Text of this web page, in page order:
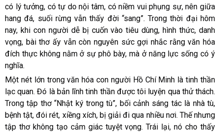
có lý tưởng, có tự do nội tâm, có niềm vui phụng sự, nên giữa
hang đá, suối rừng vẫn thấy đời “sang”. Trong thời đại hôm
nay, khi con người dễ bị cuốn vào tiêu dùng, hình thức, danh
vọng, bài thơ ấy vẫn còn nguyên sức gợi nhắc rằng văn hóa
đích thực không nằm ở sự phô bày, mà ở năng lực sống có ý
nghĩa.
Một nét lớn trong văn hóa con người Hồ Chí Minh là tinh thần
lạc quan. Đó là bản lĩnh tinh thần được tôi luyện qua thử thách.
Trong tập thơ “Nhật ký trong tù”, bối cảnh sáng tác là nhà tù,
bệnh tật, đói rét, xiềng xích, bị giải đi qua nhiều nơi. Thế nhưng
tập thơ không tạo cảm giác tuyệt vọng. Trái lại, nó cho thấy